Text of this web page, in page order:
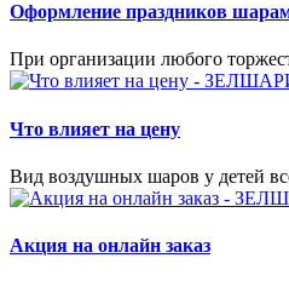
Оформление праздников
При организации любого
Что влияет на цену
Вид воздушных шаров у детей
Акция на онлайн заказ